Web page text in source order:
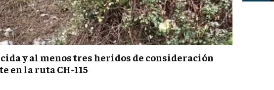
y al menos tres heridos de consideración
en la ruta CH-115